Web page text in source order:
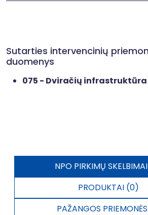
Sutarties intervencinių
duomenys
075 - Dviračių infrastruktūra
NPO PIRKIMŲ
PRODUKTAI (0)
PAŽANGOS